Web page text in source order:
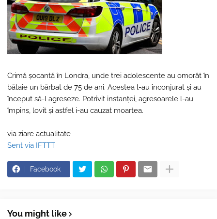
Crimă șocantă în Londra, unde trei adolescente au omorât în
bătaie un bărbat de 75 de ani. Acestea l-au înconjurat și au
început să-l agreseze. Potrivit instanței, agresoarele l-au
împins, lovit și astfel i-au cauzat moartea.
via ziare actualitate
Sent via IFTTT
Facebook
You might like